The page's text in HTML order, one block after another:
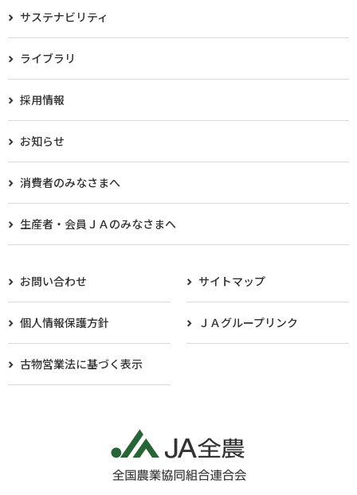
サステナビリティ
ライブラリ
採用情報
お知らせ
消費者のみなさまへ
生産者・会員ＪＡのみなさまへ​
お問い合わせ サイトマップ
個人情報保護方針 ＪＡグループリンク
古物営業法に基づく表示